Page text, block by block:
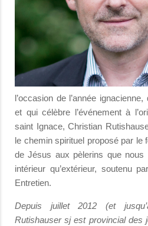
l’occasion de l’année
et qui célèbre l’événement à
saint Ignace, Christian
le chemin spirituel proposé par le
de Jésus aux pèlerins que
intérieur qu’extérieur, soutenu
Entretien.
Depuis juillet 2012 (et
Rutishauser sj est provincial des